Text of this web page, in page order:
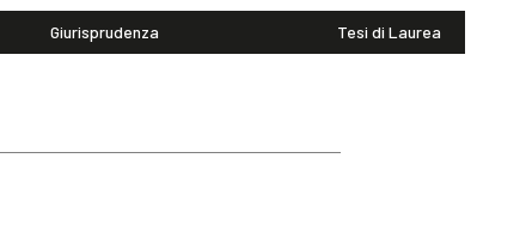
Giurisprudenza Tesi di Laurea